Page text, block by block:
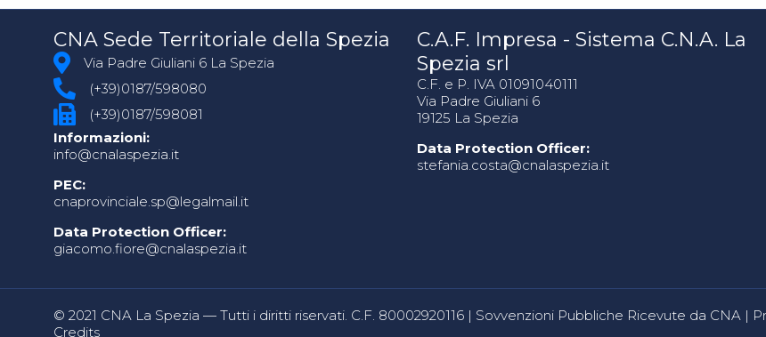
CNA Sede Territoriale della Spezia
Via Padre Giuliani 6 La Spezia
(+39)0187/598080
(+39)0187/598081
Informazioni:
info@cnalaspezia.it
PEC:
cnaprovinciale.sp@legalmail.it
Data Protection Officer:
giacomo.fiore@cnalaspezia.it
C.A.F. Impresa - Sistema C.N.A. La
Spezia srl
C.F. e P. IVA 01091040111
Via Padre Giuliani 6
19125 La Spezia
Data Protection Officer:
stefania.costa@cnalaspezia.it
© 2021 CNA La Spezia — Tutti i diritti riservati. C.F. 80002920116 | Sovvenzioni Pubbliche Ricevute da CNA |
Credits